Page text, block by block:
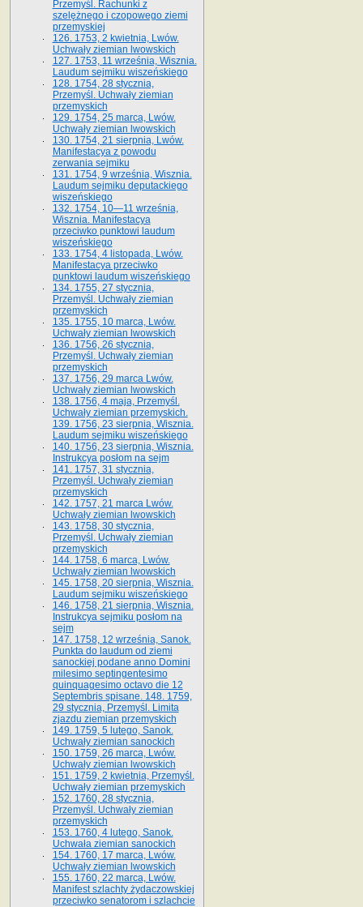
Przemyśl. Rachunki z
szelężnego i czopowego ziemi
przemyskiej
126. 1753, 2 kwietnia, Lwów.
Uchwały ziemian lwowskich
127. 1753, 11 września, Wisznia.
Laudum sejmiku wiszeńskiego
128. 1754, 28 stycznia,
Przemyśl. Uchwały ziemian
przemyskich
129. 1754, 25 marca, Lwów.
Uchwały ziemian lwowskich
130. 1754, 21 sierpnia, Lwów.
Manifestacya z powodu
zerwania sejmiku
131. 1754, 9 września, Wisznia.
Laudum sejmiku deputackiego
wiszeńskiego
132. 1754, 10—11 września,
Wisznia. Manifestacya
przeciwko punktowi laudum
wiszeńskiego
133. 1754, 4 listopada, Lwów.
Manifestacya przeciwko
punktowi laudum wiszeńskiego
134. 1755, 27 stycznia,
Przemyśl. Uchwały ziemian
przemyskich
135. 1755, 10 marca, Lwów.
Uchwały ziemian lwowskich
136. 1756, 26 stycznia,
Przemyśl. Uchwały ziemian
przemyskich
137. 1756, 29 marca Lwów.
Uchwały ziemian lwowskich
138. 1756, 4 maja, Przemyśl.
Uchwały ziemian przemyskich.
139. 1756, 23 sierpnia, Wisznia.
Laudum sejmiku wiszeńskiego
140. 1756, 23 sierpnia, Wisznia.
Instrukcya posłom na sejm
141. 1757, 31 stycznia,
Przemyśl. Uchwały ziemian
przemyskich
142. 1757, 21 marca Lwów.
Uchwały ziemian lwowskich
143. 1758, 30 stycznia,
Przemyśl. Uchwały ziemian
przemyskich
144. 1758, 6 marca, Lwów.
Uchwały ziemian lwowskich
145. 1758, 20 sierpnia, Wisznia.
Laudum sejmiku wiszeńskiego
146. 1758, 21 sierpnia, Wisznia.
Instrukcya sejmiku posłom na
sejm
147. 1758, 12 września, Sanok.
Punkta do laudum od ziemi
sanockiej podane anno Domini
milesimo septingentesimo
quinquagesimo octavo die 12
Septembris spisane. 148. 1759,
29 stycznia, Przemyśl. Limita
zjazdu ziemian przemyskich
149. 1759, 5 lutego, Sanok.
Uchwały ziemian sanockich
150. 1759, 26 marca, Lwów.
Uchwały ziemian lwowskich
151. 1759, 2 kwietnia, Przemyśl.
Uchwały ziemian przemyskich
152. 1760, 28 stycznia,
Przemyśl. Uchwały ziemian
przemyskich
153. 1760, 4 lutego, Sanok.
Uchwała ziemian sanockich
154. 1760, 17 marca, Lwów.
Uchwały ziemian lwowskich
155. 1760, 22 marca, Lwów.
Manifest szlachty żydaczowskiej
przeciwko senatorom i szlachcie